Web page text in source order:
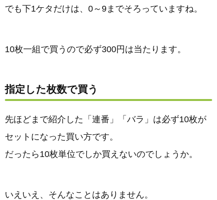
でも下1ケタだけは、0～9までそろっていますね。
10枚一組で買うので必ず300円は当たります。
指定した枚数で買う
先ほどまで紹介した「連番」「バラ」は必ず10枚が
セットになった買い方です。
だったら10枚単位でしか買えないのでしょうか。
いえいえ、そんなことはありません。